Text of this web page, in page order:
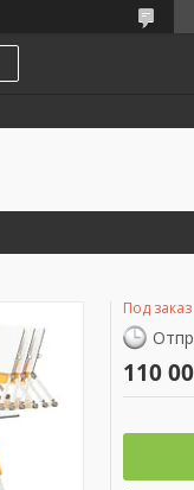
Под заказ
110